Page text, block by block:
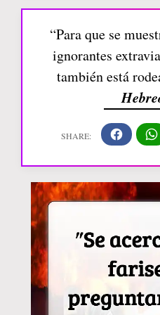
“Para que se
ignorantes
también está